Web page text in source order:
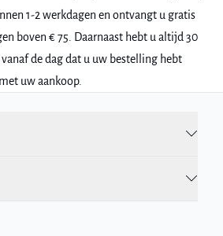
1-2 werkdagen en ontvangt u gratis
boven € 75. Daarnaast hebt u altijd 30
de dag dat u uw bestelling hebt
uw aankoop.